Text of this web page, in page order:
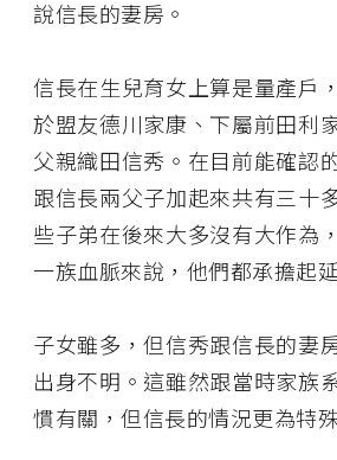
說信長的妻房。
信長在生兒育女上算是量產戶
於盟友德川家康、下屬前田利
父親織田信秀。在目前能確認
跟信長兩父子加起來共有三十
些子弟在後來大多沒有大作為
一族血脈來說，他們都承擔起
子女雖多，但信秀跟信長的妻
出身不明。這雖然跟當時家族
慣有關，但信長的情況更為特